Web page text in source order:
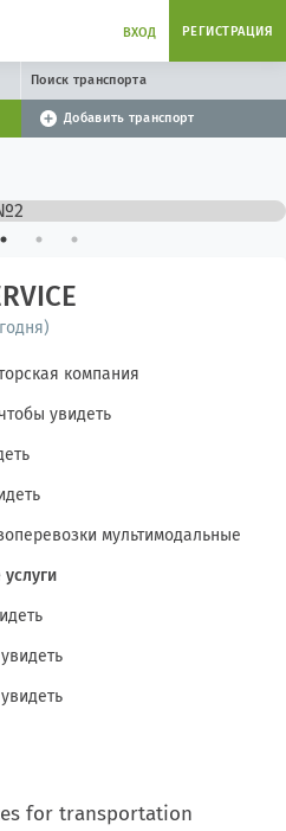
ВХОД РЕГИСТРАЦИЯ
Поиск транспорта
Добавить транспорт
компания
увидеть
мультимодальные
for transportation